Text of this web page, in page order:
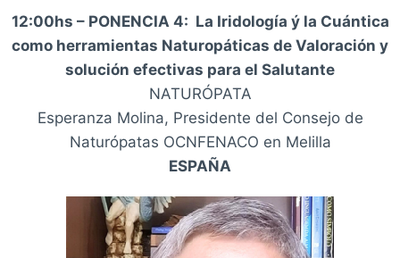
12:00hs – PONENCIA 4: La Iridología ý la Cuántica
como herramientas Naturopáticas de Valoración y
solución efectivas para el Salutante
NATURÓPATA
Esperanza Molina, Presidente del Consejo de
Naturópatas OCNFENACO en Melilla
ESPAÑA